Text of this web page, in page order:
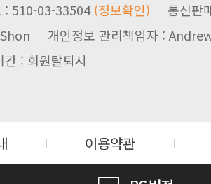
: 510-03-33504(정보확인) 통신판
개인정보 관리책임자 :
: 회원탈퇴시
이용약관